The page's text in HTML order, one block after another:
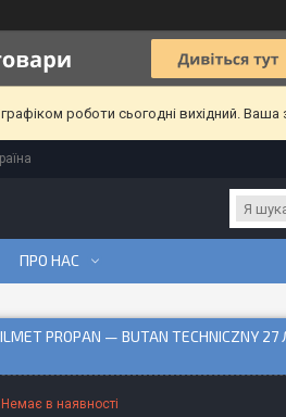
роботи сьогодні вихідний.
ПРО НАС
PROPAN — BUTAN TECHNICZNY
Немає в наявності